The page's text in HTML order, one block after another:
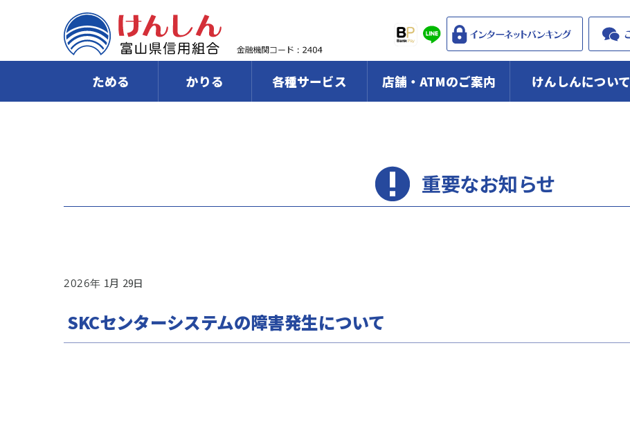
ためる かりる 各種サービス 店舗・ATMのご案内 けんしんについて
重要なお知らせ
2026 1 29
SKCセンターシステムの障害発生について